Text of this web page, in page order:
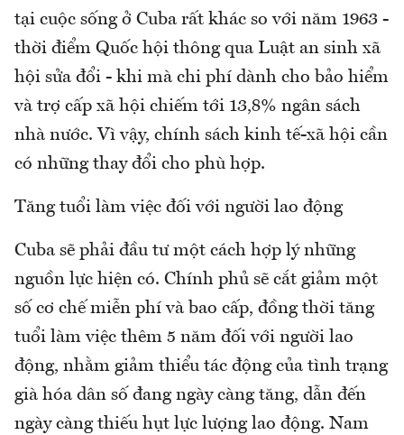
tại cuộc sống ở Cuba rất khác so với năm 1963 -
thời điểm Quốc hội thông qua Luật an sinh xã
hội sửa đổi - khi mà chi phí dành cho bảo hiểm
và trợ cấp xã hội chiếm tới 13,8% ngân sách
nhà nước. Vì vậy, chính sách kinh tế-xã hội cần
có những thay đổi cho phù hợp.
Tăng tuổi làm việc đối với người lao động
Cuba sẽ phải đầu tư một cách hợp lý những
nguồn lực hiện có. Chính phủ sẽ cắt giảm một
số cơ chế miễn phí và bao cấp, đồng thời tăng
tuổi làm việc thêm 5 năm đối với người lao
động, nhằm giảm thiểu tác động của tình trạng
già hóa dân số đang ngày càng tăng, dẫn đến
ngày càng thiếu hụt lực lượng lao động. Nam